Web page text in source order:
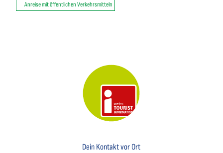
Anreise mit öffentlichen Verkehrsmitteln
Dein Kontakt vor Ort